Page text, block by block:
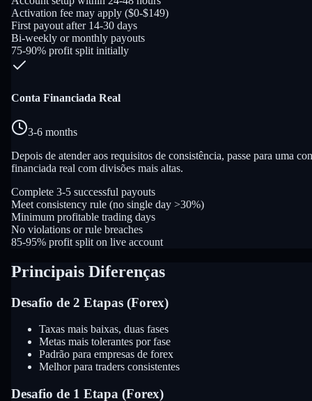
Activation fee may apply ($0-$149)
First payout after 14-30 days
Bi-weekly or monthly payouts
75-90% profit split initially
Conta Financiada Real
3-6 months
Depois de atender aos requisitos de consistência, passe para uma
financiada real com divisões mais altas.
Complete 3-5 successful payouts
Meet consistency rule (no single day >30%)
Minimum profitable trading days
No violations or rule breaches
85-95% profit split on live account
Principais Diferenças
Desafio de 2 Etapas (Forex)
Taxas mais baixas, duas fases
Metas mais tolerantes por fase
Padrão para empresas de forex
Melhor para traders consistentes
Desafio de 1 Etapa (Forex)